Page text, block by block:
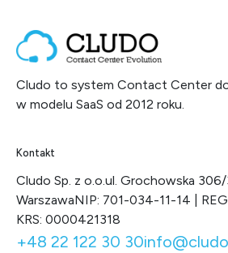
Cludo to system Contact Center
w modelu SaaS od 2012 roku.
Kontakt
Cludo Sp. z o.o.ul. Grochowska
WarszawaNIP: 701-034-11-14 |
KRS: 0000421318
+48 22 122 30 30